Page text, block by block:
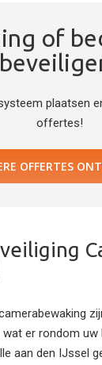
of
plaatsen
offertes!
OFFERTES
er rondom uw
aan den IJssel